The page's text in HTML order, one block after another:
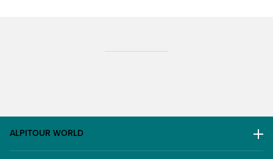
ALPITOUR WORLD
AWARD